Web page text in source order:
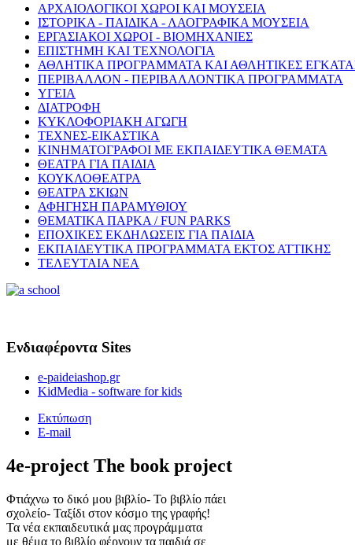
ΑΡΧΑΙΟΛΟΓΙΚΟΙ ΧΩΡΟΙ ΚΑΙ ΜΟΥΣΕΙΑ
ΙΣΤΟΡΙΚΑ - ΠΑΙΔΙΚΑ - ΛΑΟΓΡΑΦΙΚΑ ΜΟΥΣΕΙΑ
ΕΡΓΑΣΙΑΚΟΙ ΧΩΡΟΙ - ΒΙΟΜΗΧΑΝΙΕΣ
ΕΠΙΣΤΗΜΗ ΚΑΙ ΤΕΧΝΟΛΟΓΙΑ
ΑΘΛΗΤΙΚΑ ΠΡΟΓΡΑΜΜΑΤΑ ΚΑΙ ΑΘΛΗΤΙΚΕΣ
ΠΕΡΙΒΑΛΛΟΝ - ΠΕΡΙΒΑΛΛΟΝΤΙΚΑ ΠΡΟΓΡΑΜΜΑΤΑ
ΥΓΕΙΑ
ΔΙΑΤΡΟΦΗ
ΚΥΚΛΟΦΟΡΙΑΚΗ ΑΓΩΓΗ
ΤΕΧΝΕΣ-ΕΙΚΑΣΤΙΚΑ
ΚΙΝΗΜΑΤΟΓΡΑΦΟΙ ΜΕ ΕΚΠΑΙΔΕΥΤΙΚΑ ΘΕΜΑΤΑ
ΘΕΑΤΡΑ ΓΙΑ ΠΑΙΔΙΑ
ΚΟΥΚΛΟΘΕΑΤΡΑ
ΘΕΑΤΡΑ ΣΚΙΩΝ
ΑΦΗΓΗΣΗ ΠΑΡΑΜΥΘΙΟΥ
ΘΕΜΑΤΙΚΑ ΠΑΡΚΑ / FUN PARKS
ΕΠΟΧΙΚΕΣ ΕΚΔΗΛΩΣΕΙΣ ΓΙΑ ΠΑΙΔΙΑ
ΕΚΠΑΙΔΕΥΤΙΚΑ ΠΡΟΓΡΑΜΜΑΤΑ ΕΚΤΟΣ ΑΤΤΙΚΗΣ
ΤΕΛΕΥΤΑΙΑ ΝΕΑ
Ενδιαφέροντα Sites
e-paideiashop.gr
KidMedia - software for kids
Εκτύπωση
E-mail
4e-project The book project
Φτιάχνω το δικό μου βιβλίο- Το βιβλίο πάει
σχολείο- Ταξίδι στον κόσμο της γραφής!
Τα νέα εκπαιδευτικά μας προγράμματα
με θέμα το βιβλίο φέρνουν τα παιδιά σε